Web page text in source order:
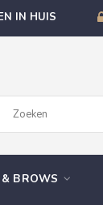
IN HUIS
BROWS